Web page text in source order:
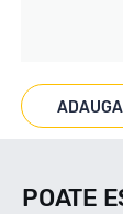
Marcaje
POATE